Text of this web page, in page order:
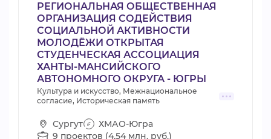
РЕГИОНАЛЬНАЯ ОБЩЕСТВЕННАЯ
ОРГАНИЗАЦИЯ СОДЕЙСТВИЯ
СОЦИАЛЬНОЙ АКТИВНОСТИ
МОЛОДЁЖИ ОТКРЫТАЯ
СТУДЕНЧЕСКАЯ АССОЦИАЦИЯ
ХАНТЫ-МАНСИЙСКОГО
АВТОНОМНОГО ОКРУГА - ЮГРЫ
Культура и искусство, Межнациональное
согласие, Историческая память
Сургут
ХМАО-Югра
9 проектов (4,54 млн. руб.)